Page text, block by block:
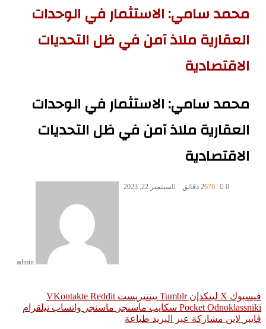
محمد سامي: الاستثمار في الوحدات
العقارية ملاذ آمن في ظل التحديات
الاقتصادية
محمد سامي: الاستثمار في الوحدات
العقارية ملاذ آمن في ظل التحديات
الاقتصادية
admin
سبتمبر 22, 2023 670 2 دقائق
‫X لينكدإن بينتيريست
‫Pocket سكايب ماسنجر ماسنجر واتساب تيلقرام
لاين مشاركة عبر البريد طباعة